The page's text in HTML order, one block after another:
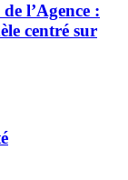
l’Agence :
centré sur